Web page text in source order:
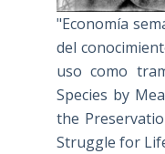
"Economía
del
uso como
Species by
the
Struggle for